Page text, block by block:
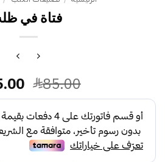
فتاة في
85.00
هو: